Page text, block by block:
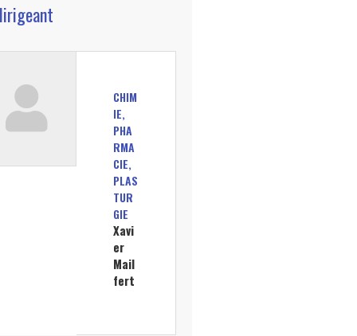
CHIM
IE,
PHA
RMA
CIE,
PLAS
TUR
GIE
Xavi
er
Mail
fert